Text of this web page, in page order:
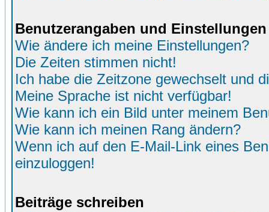
Benutzerangaben und Einstellungen
Wie ändere ich meine Einstellungen?
Die Zeiten stimmen nicht!
Ich habe die Zeitzone gewechselt und
Meine Sprache ist nicht verfügbar!
Wie kann ich ein Bild unter meinem
Wie kann ich meinen Rang ändern?
Wenn ich auf den E-Mail-Link eines
einzuloggen!
Beiträge schreiben